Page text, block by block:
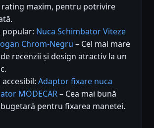
rating maxim, pentru potrivire
popular: Nuca Schimbator Viteze
Chrom-Negru – Cel mai mare
recenzii și design atractiv la un
accesibil: Adaptor fixare nuca
MODECAR– Cea mai bună
pentru fixarea manetei.